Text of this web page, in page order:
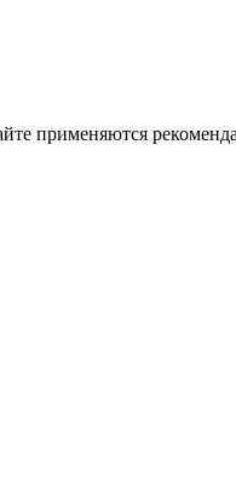
применяются